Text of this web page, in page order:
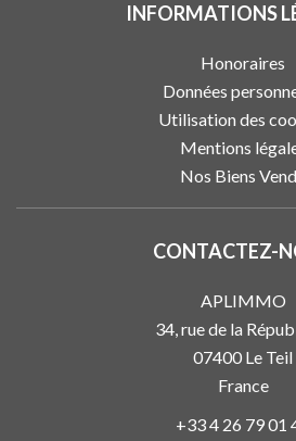
INFORMATIONS
Honoraires
Données
Utilisation des
Mentions
Nos Biens
CONTACTEZ-
APLIMMO
34, rue de la
07400 Le Teil
France
+33 4 26 79 01